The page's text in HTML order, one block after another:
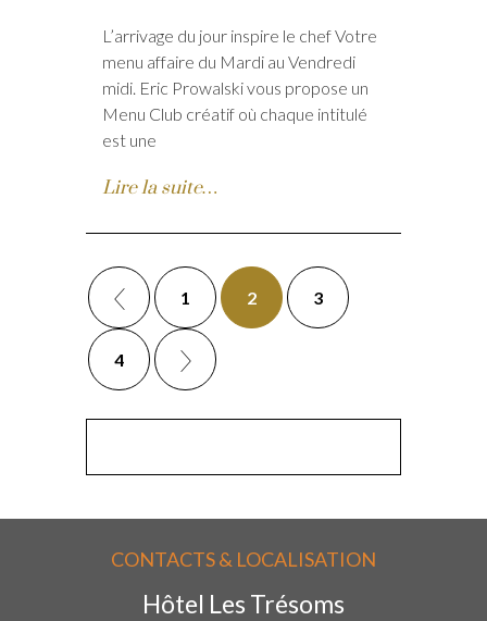
L’arrivage du jour inspire le chef Votre
menu affaire du Mardi au Vendredi
midi. Eric Prowalski vous propose un
Menu Club créatif où chaque intitulé
est une
Lire la suite…
1 2 3
4
CONTACTS & LOCALISATION
Hôtel Les Trésoms